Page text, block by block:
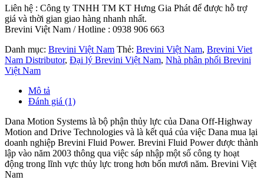
Liên hệ : Công ty TNHH TM KT Hưng Gia Phát để được hỗ trợ
giá và thời gian giao hàng nhanh nhất.
Brevini Việt Nam / Hotline : 0938 906 663
Danh mục: Brevini Việt Nam Thẻ: Brevini Việt Nam, Brevini Viet
Nam Distributor, Đại lý Brevini Việt Nam, Nhà phân phối Brevini
Việt Nam
Mô tả
Đánh giá (1)
Dana Motion Systems là bộ phận thủy lực của Dana Off-Highway
Motion and Drive Technologies và là kết quả của việc Dana mua lại
doanh nghiệp Brevini Fluid Power. Brevini Fluid Power được thành
lập vào năm 2003 thông qua việc sáp nhập một số công ty hoạt
động trong lĩnh vực thủy lực trong hơn bốn mươi năm. Brevini Việt
Nam